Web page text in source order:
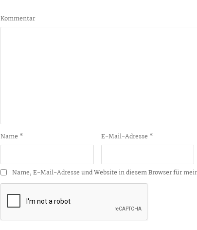
Kommentar
Name * E-Mail-Adresse *
Name, E-Mail-Adresse und Website in diesem Browser für